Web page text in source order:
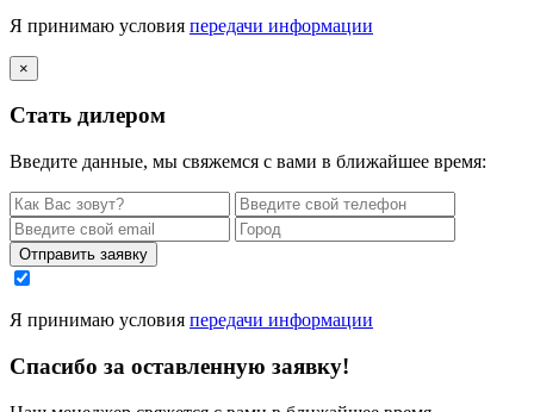
Я принимаю условия передачи информации
×
Стать дилером
Введите данные, мы свяжемся с вами в ближайшее время:
Отправить заявку
Я принимаю условия передачи информации
Спасибо за оставленную заявку!